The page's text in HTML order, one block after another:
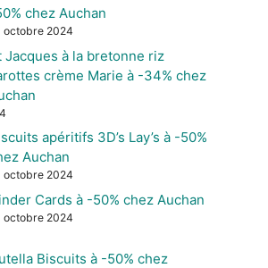
chez Auchan
octobre 2024
Jacques à la bretonne riz
crème Marie à -34% chez
apéritifs 3D’s Lay’s à -50%
Auchan
octobre 2024
Cards à -50% chez Auchan
octobre 2024
Biscuits à -50% chez